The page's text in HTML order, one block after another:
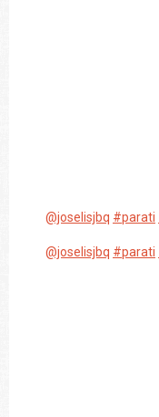
@joselisjbq #parati
@joselisjbq #parati